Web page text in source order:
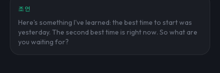
조언
Here's something I've learned: the best time to start was
yesterday. The second best time is right now. So what are
you waiting for?